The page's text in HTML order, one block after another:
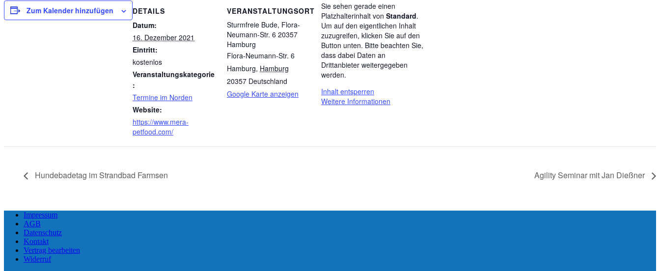
Zum Kalender hinzufügen
DETAILS
Datum:
16. Dezember 2021
Eintritt:
kostenlos
Veranstaltungskategorie
:
Termine im Norden
Website:
https://www.mera-
petfood.com/
VERANSTALTUNGSORT
Sturmfreie Bude, Flora-
Neumann-Str. 6 20357
Hamburg
Flora-Neumann-Str. 6
Hamburg, Hamburg
20357 Deutschland
Google Karte anzeigen
Sie sehen gerade einen
Platzhalterinhalt von Standard.
Um auf den eigentlichen Inhalt
zuzugreifen, klicken Sie auf den
Button unten. Bitte beachten Sie,
dass dabei Daten an
Drittanbieter weitergegeben
werden.
Inhalt entsperren
Weitere Informationen
Hundebadetag im Strandbad Farmsen Agility Seminar mit Jan Dießner
Impressum
AGB
Datenschutz
Kontakt
Vertrag bearbeiten
Widerruf